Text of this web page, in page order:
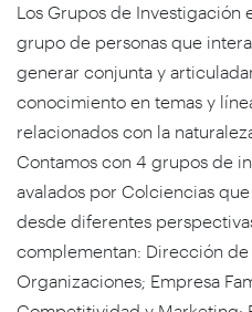
Los Grupos de Investigación
grupo de personas que
generar conjunta y
conocimiento en temas y
relacionados con la
Contamos con 4 grupos de
avalados por Colciencias
desde diferentes
complementan: Dirección de
Organizaciones; Empresa